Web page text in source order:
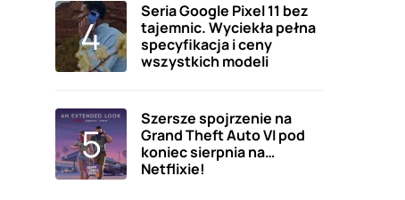
Seria Google Pixel 11 bez
tajemnic. Wyciekła pełna
specyfikacja i ceny
wszystkich modeli
Szersze spojrzenie na
Grand Theft Auto VI pod
koniec sierpnia na…
Netflixie!